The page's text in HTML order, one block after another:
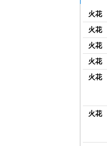
火花
火花
火花
火花
火花
火花